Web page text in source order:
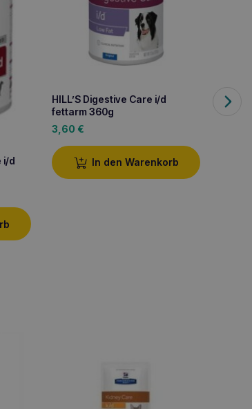
i/d
HILL’S Digestive Care i/d
fettarm 360g
3,60 €
In den Warenkorb